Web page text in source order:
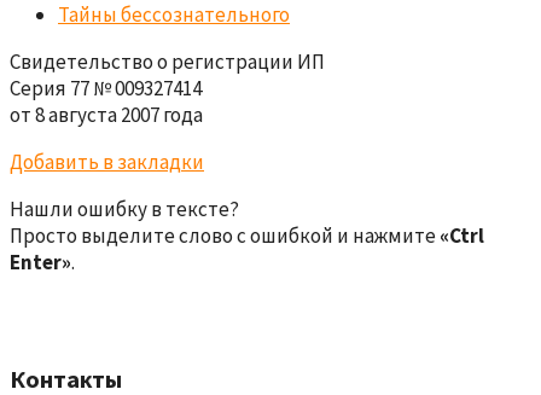
Тайны бессознательного
Свидетельство о регистрации ИП
Серия 77 № 009327414
от 8 августа 2007 года
Добавить в закладки
Нашли ошибку в тексте?
Просто выделите слово с ошибкой и нажмите«Ctrl
Enter».
Контакты